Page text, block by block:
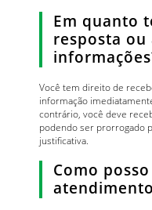
Em quanto
resposta ou
Você tem direito de
informação
contrário, você deve
podendo ser prorrogado
justificativa.
Como